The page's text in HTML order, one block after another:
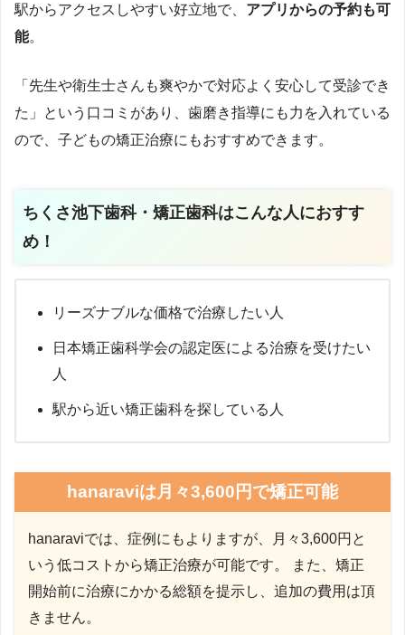
駅からアクセスしやすい好立地で、 アプリからの予約も可
能。
「先生や衛生士さんも爽やかで対応よく安心して受診でき
た」という口コミがあり、歯磨き指導にも力を入れている
ので、子どもの矯正治療にもおすすめできます。
ちくさ池下歯科・矯正歯科はこんな人におすす
め！
リーズナブルな価格で治療したい人
日本矯正歯科学会の認定医による治療を受けたい
人
駅から近い矯正歯科を探している人
hanaraviは月々3,600円で矯正可能
hanaraviでは、症例にもよりますが、月々3,600円と
いう低コストから矯正治療が可能です。 また、矯正
開始前に治療にかかる総額を提示し、追加の費用は頂
きません。